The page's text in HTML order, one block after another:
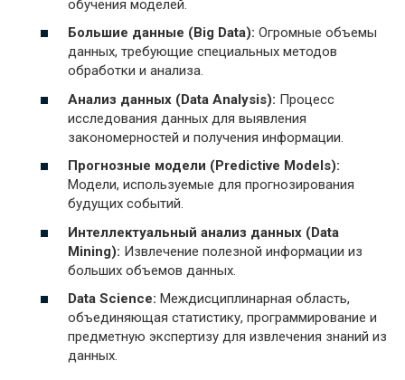
обучения моделей.
Большие данные (Big Data): Огромные объемы
данных, требующие специальных методов
обработки и анализа.
Анализ данных (Data Analysis): Процесс
исследования данных для выявления
закономерностей и получения информации.
Прогнозные модели (Predictive Models):
Модели, используемые для прогнозирования
будущих событий.
Интеллектуальный анализ данных (Data
Mining): Извлечение полезной информации из
больших объемов данных.
Data Science: Междисциплинарная область,
объединяющая статистику, программирование и
предметную экспертизу для извлечения знаний из
данных.